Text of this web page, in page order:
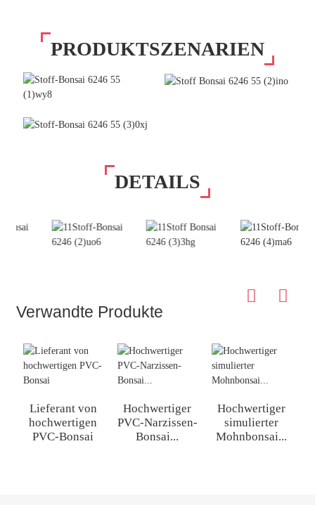
PRODUKTSZENARIEN
DETAILS
Verwandte Produkte
Lieferant von
hochwertigen
PVC-Bonsai
Hochwertiger
PVC-Narzissen-
Bonsai...
Hochwertiger
simulierter
Mohnbonsai...